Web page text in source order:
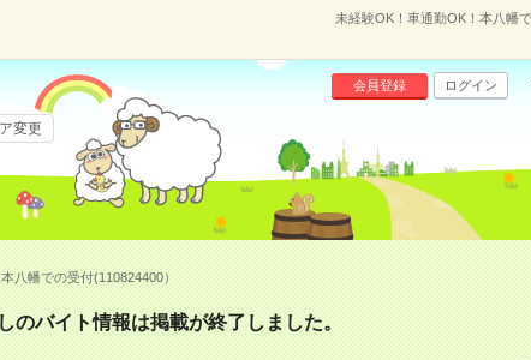
未経験OK！車通勤OK！本八幡
会員登録 ログイン
変更
八幡での受付(110824400）
のバイト情報は掲載が終了しました。